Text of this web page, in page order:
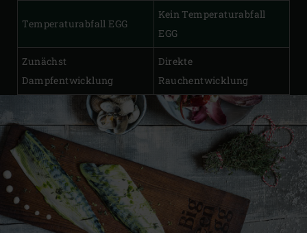
Temperaturabfall EGG
Kein Temperaturabfall
EGG
Zunächst
Dampfentwicklung
Direkte
Rauchentwicklung